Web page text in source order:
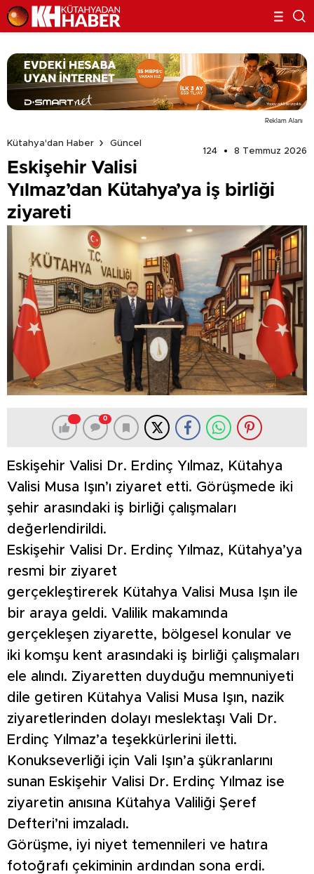
Reklam Alanı
Kütahya'dan Haber
Güncel
124
8 Temmuz 2026
Eskişehir Valisi
Yılmaz’dan Kütahya’ya iş birliği
ziyareti
0
Eskişehir Valisi Dr. Erdinç Yılmaz, Kütahya
Valisi Musa Işın’ı ziyaret etti. Görüşmede iki
şehir arasındaki iş birliği çalışmaları
değerlendirildi.
Eskişehir Valisi Dr. Erdinç Yılmaz, Kütahya’ya
resmi bir ziyaret
gerçekleştirerek Kütahya Valisi Musa Işın ile
bir araya geldi. Valilik makamında
gerçekleşen ziyarette, bölgesel konular ve
iki komşu kent arasındaki iş birliği çalışmaları
ele alındı. Ziyaretten duyduğu memnuniyeti
dile getiren Kütahya Valisi Musa Işın, nazik
ziyaretlerinden dolayı meslektaşı Vali Dr.
Erdinç Yılmaz’a teşekkürlerini iletti.
Konukseverliği için Vali Işın’a şükranlarını
sunan Eskişehir Valisi Dr. Erdinç Yılmaz ise
ziyaretin anısına Kütahya Valiliği Şeref
Defteri’ni imzaladı.
Görüşme, iyi niyet temennileri ve hatıra
fotoğrafı çekiminin ardından sona erdi.